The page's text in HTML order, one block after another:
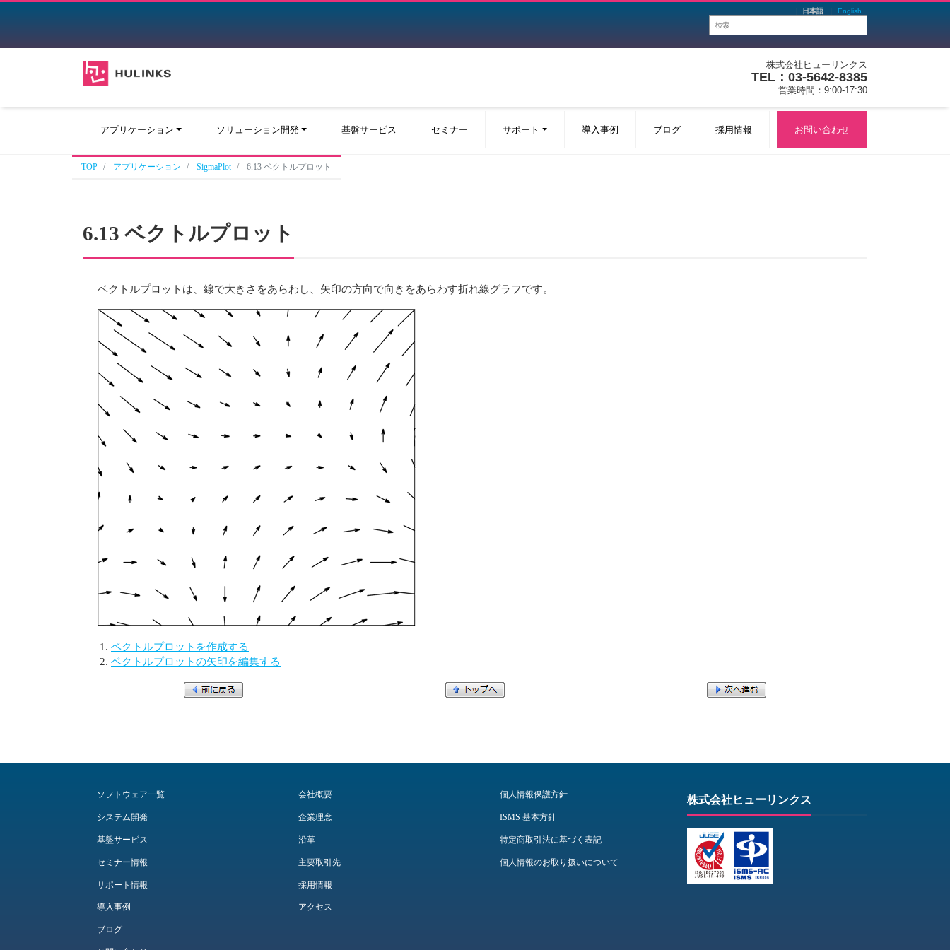
日本語 English
株式会社ヒューリンクス
TEL：03-5642-8385
営業時間：9:00-17:30
アプリケーション ソリューション開発 基盤サービス セミナー サポート 導入事例 ブログ 採用情報 お問い合わせ
TOP アプリケーション SigmaPlot 6.13 ベクトルプロット
6.13 ベクトルプロット
ベクトルプロットは、線で大きさをあらわし、矢印の方向で向きをあらわす折れ線グラフです。
ベクトルプロットを作成する
ベクトルプロットの矢印を編集する
ソフトウェア一覧
システム開発
基盤サービス
セミナー情報
サポート情報
導入事例
ブログ
会社概要
企業理念
沿革
主要取引先
採用情報
アクセス
個人情報保護方針
ISMS 基本方針
特定商取引法に基づく表記
個人情報のお取り扱いについて
株式会社ヒューリンクス